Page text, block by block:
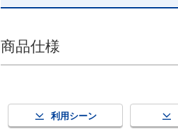
商品仕様
利用シーン